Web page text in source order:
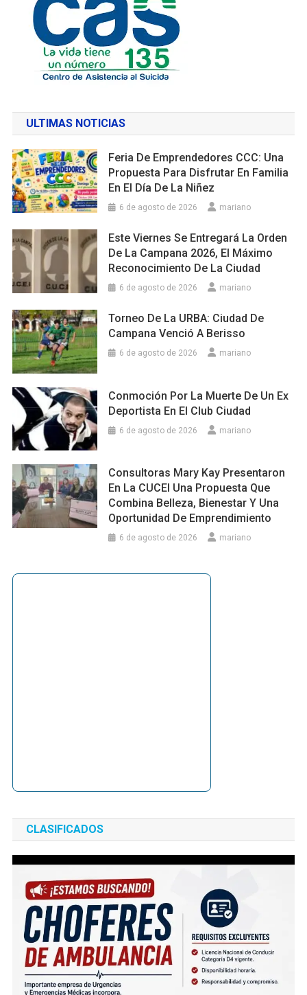
ULTIMAS NOTICIAS
Feria De Emprendedores CCC: Una
Propuesta Para Disfrutar En Familia
En El Día De La Niñez
6 de agosto de 2026 mariano
Este Viernes Se Entregará La Orden
De La Campana 2026, El Máximo
Reconocimiento De La Ciudad
6 de agosto de 2026 mariano
Torneo De La URBA: Ciudad De
Campana Venció A Berisso
6 de agosto de 2026 mariano
Conmoción Por La Muerte De Un Ex
Deportista En El Club Ciudad
6 de agosto de 2026 mariano
Consultoras Mary Kay Presentaron
En La CUCEI Una Propuesta Que
Combina Belleza, Bienestar Y Una
Oportunidad De Emprendimiento
6 de agosto de 2026 mariano
CLASIFICADOS